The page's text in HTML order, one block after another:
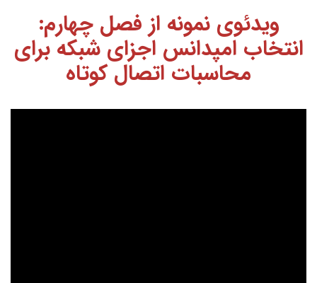
ویدئوی نمونه از فصل چهارم:
‌انتخاب امپدانس اجزای شبکه برای
محاسبات اتصال کوتاه